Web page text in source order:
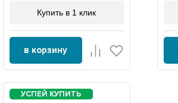
Купить в 1 клик
в корзину